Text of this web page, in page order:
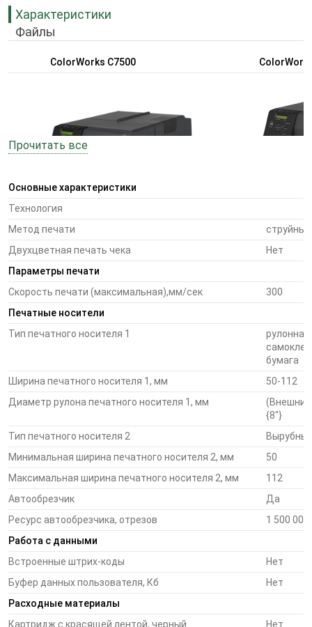
Характеристики
Файлы
ColorWorks C7500 СolorWorks
Идеальное решение для тех сфер бизнеса,
где основным критерием выбора, является
повышенная стойкость отпечатка
(соответствующая стандартам HGS)
Принтер
- Пигментные чернила DuraBrite Ultra
- Фокус на печати на матовых
- Фокус на
носителях
Принтер Epson ColorWorks С7500 станет незаменимым
решением для тех пользователей, кто уделяет особое
внимание качеству и стойкости отпечатков на матовых
носителях. Производители продукции смогут экономично
этикеток в необходимых им объемах. С принтером Epson
ColorWorks С7500 вы можете самостоятельно напечатать
предварительный образец этикетки и внести при
стоимости всего тиража.
Сферы применения
Многофункциональный принтер Epson ColorWorks C7500
выполняет задачи полноцветной печати «по запросу» для
Прочитать все
Основные характеристики
Технология
Метод печати
струйный
Двухцветная печать чека
Нет
Параметры печати
Скорость печати (максимальная),мм/сек
300
Печатные носители
Тип печатного носителя 1
рулонная
бумага
Ширина печатного носителя 1, мм
50-112
Диаметр рулона печатного носителя 1, мм
{8"}
Тип печатного носителя 2
Минимальная ширина печатного носителя 2, мм
50
Максимальная ширина печатного носителя 2, мм
112
Автообрезчик
Да
Ресурс автообрезчика, отрезов
1 500 000
Работа с данными
Встроенные штрих-коды
Нет
Буфер данных пользователя, Кб
Нет
Расходные материалы
Картридж с красящей лентой, черный
Нет